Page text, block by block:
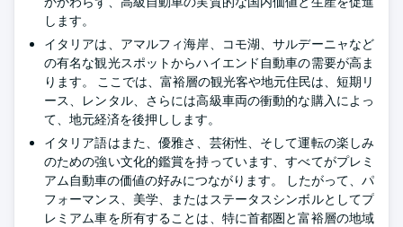
します。
イタリアは、アマルフィ海岸、コモ湖、サルデーニャなど
の有名な観光スポットからハイエンド自動車の需要が高ま
ります。 ここでは、富裕層の観光客や地元住民は、短期リ
ース、レンタル、さらには高級車両の衝動的な購入によっ
て、地元経済を後押しします。
イタリア語はまた、優雅さ、芸術性、そして運転の楽しみ
のための強い文化的鑑賞を持っています、すべてがプレミ
アム自動車の価値の好みにつながります。 したがって、パ
フォーマンス、美学、またはステータスシンボルとしてプ
レミアム車を所有することは、特に首都圏と富裕層の地域